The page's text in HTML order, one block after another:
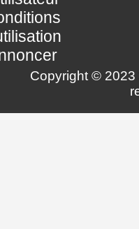
Copyright © 2023